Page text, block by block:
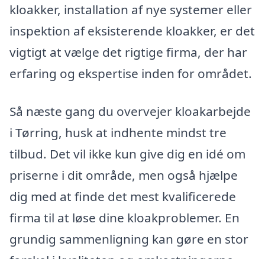
kloakker, installation af nye systemer eller
inspektion af eksisterende kloakker, er det
vigtigt at vælge det rigtige firma, der har
erfaring og ekspertise inden for området.
Så næste gang du overvejer kloakarbejde
i Tørring, husk at indhente mindst tre
tilbud. Det vil ikke kun give dig en idé om
priserne i dit område, men også hjælpe
dig med at finde det mest kvalificerede
firma til at løse dine kloakproblemer. En
grundig sammenligning kan gøre en stor